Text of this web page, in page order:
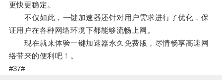
更快更稳定。
不仅如此，一键加速器还针对用户需求进行了优化，保
证用户在各种网络环境下都能够流畅上网。
现在就来体验一键加速器永久免费版，尽情畅享高速网
络带来的便利吧！。
#37#